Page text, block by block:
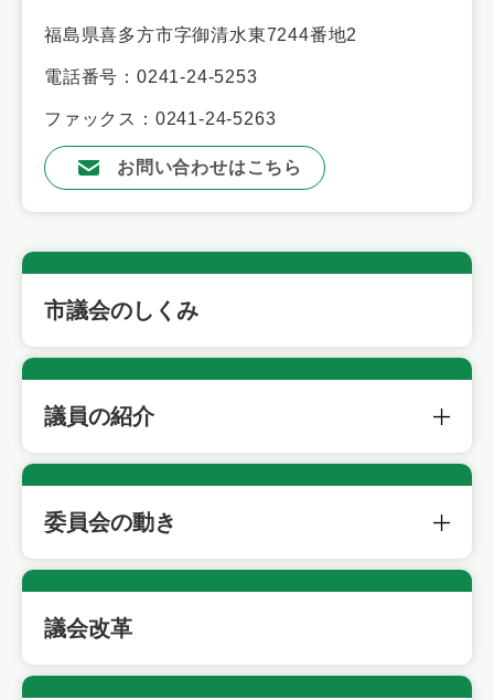
福島県喜多方市字御清水東7244番地2
電話番号：0241-24-5253
ファックス：0241-24-5263
お問い合わせはこちら
市議会のしくみ
議員の紹介
委員会の動き
議会改革